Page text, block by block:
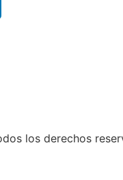
los derechos